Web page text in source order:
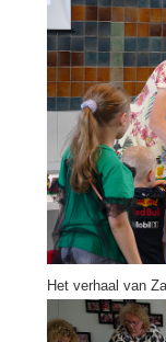
Het verhaal van